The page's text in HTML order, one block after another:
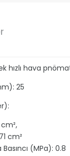
hızlı hava
25
cm²
(MPa): 0.8